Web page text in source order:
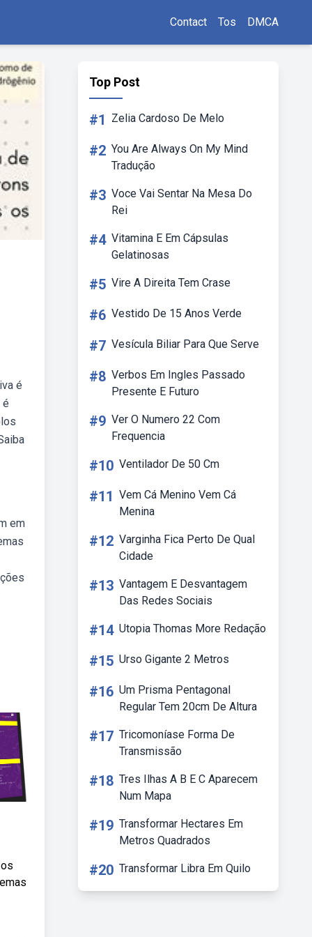
Contact Tos DMCA
é
é
em
Top Post
#1 Zelia Cardoso De Melo
#2 You Are Always On My Mind
Tradução
#3 Voce Vai Sentar Na Mesa Do
Rei
#4 Vitamina E Em Cápsulas
Gelatinosas
#5 Vire A Direita Tem Crase
#6 Vestido De 15 Anos Verde
#7 Vesícula Biliar Para Que Serve
#8 Verbos Em Ingles Passado
Presente E Futuro
#9 Ver O Numero 22 Com
Frequencia
#10 Ventilador De 50 Cm
#11 Vem Cá Menino Vem Cá
Menina
#12 Varginha Fica Perto De Qual
Cidade
#13 Vantagem E Desvantagem
Das Redes Sociais
#14 Utopia Thomas More Redação
#15 Urso Gigante 2 Metros
#16 Um Prisma Pentagonal
Regular Tem 20cm De Altura
#17 Tricomoníase Forma De
Transmissão
#18 Tres Ilhas A B E C Aparecem
Num Mapa
#19 Transformar Hectares Em
Metros Quadrados
#20 Transformar Libra Em Quilo